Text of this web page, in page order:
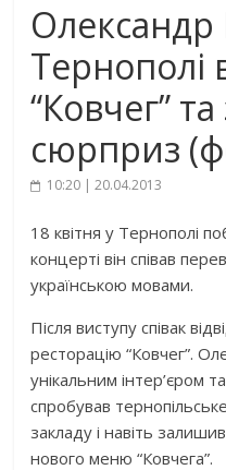
Олександр
Тернополі
“Ковчег”
сюрприз
10:20 | 20.04.2013
18 квітня у Тернополі
концерті він співав
українською мовами.
Після виступу співак
ресторацію “Ковчег”.
унікальним інтер’єром
спробував
закладу і навіть
нового меню “Ковчега”.